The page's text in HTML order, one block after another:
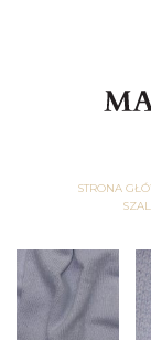
STRONA